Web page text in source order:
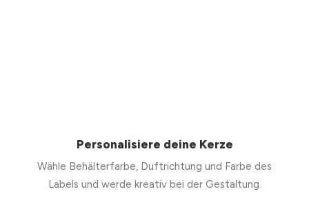
Personalisiere deine Kerze
Wähle Behälterfarbe, Duftrichtung und Farbe des
Labels und werde kreativ bei der Gestaltung.